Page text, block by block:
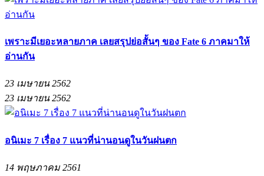
เพราะมีเยอะหลายภาค เลยสรุปย่อสั้นๆ ของ Fate 6 ภาคมาให้
อ่านกัน
23 เมษายน 2562
23 เมษายน 2562
อนิเมะ 7 เรื่อง 7 แนวที่น่านอนดูในวันฝนตก
14 พฤษภาคม 2561